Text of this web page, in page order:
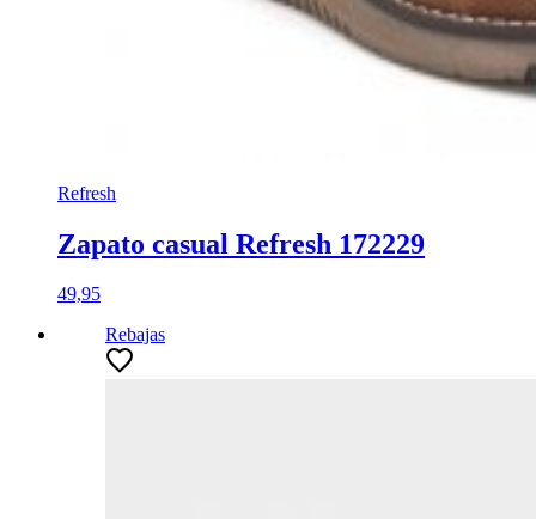
Refresh
Zapato casual Refresh 172229
49,95
Rebajas